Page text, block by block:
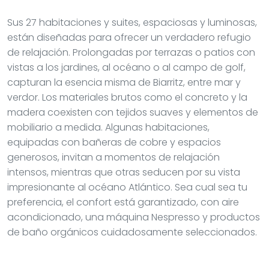
Sus 27 habitaciones y suites, espaciosas y luminosas,
están diseñadas para ofrecer un verdadero refugio
de relajación. Prolongadas por terrazas o patios con
vistas a los jardines, al océano o al campo de golf,
capturan la esencia misma de Biarritz, entre mar y
verdor. Los materiales brutos como el concreto y la
madera coexisten con tejidos suaves y elementos de
mobiliario a medida. Algunas habitaciones,
equipadas con bañeras de cobre y espacios
generosos, invitan a momentos de relajación
intensos, mientras que otras seducen por su vista
impresionante al océano Atlántico. Sea cual sea tu
preferencia, el confort está garantizado, con aire
acondicionado, una máquina Nespresso y productos
de baño orgánicos cuidadosamente seleccionados.